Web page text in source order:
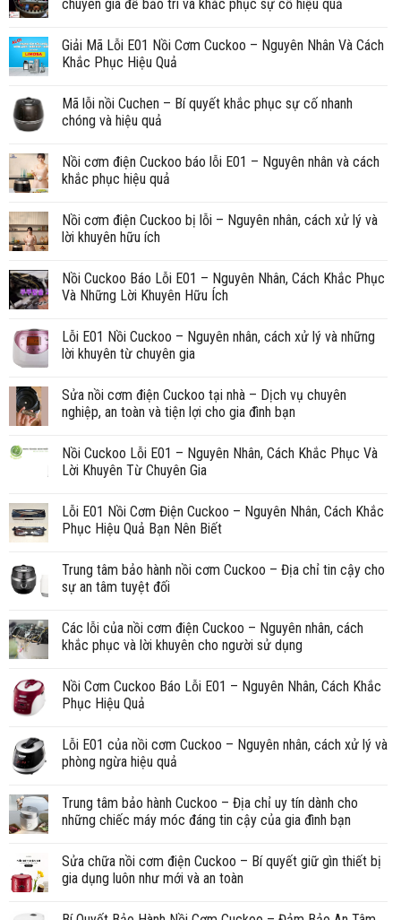
chuyên gia để bảo trì và khắc phục sự cố hiệu quả
Giải Mã Lỗi E01 Nồi Cơm Cuckoo – Nguyên Nhân Và Cách
Khắc Phục Hiệu Quả
Mã lỗi nồi Cuchen – Bí quyết khắc phục sự cố nhanh
chóng và hiệu quả
Nồi cơm điện Cuckoo báo lỗi E01 – Nguyên nhân và cách
khắc phục hiệu quả
Nồi cơm điện Cuckoo bị lỗi – Nguyên nhân, cách xử lý và
lời khuyên hữu ích
Nồi Cuckoo Báo Lỗi E01 – Nguyên Nhân, Cách Khắc Phục
Và Những Lời Khuyên Hữu Ích
Lỗi E01 Nồi Cuckoo – Nguyên nhân, cách xử lý và những
lời khuyên từ chuyên gia
Sửa nồi cơm điện Cuckoo tại nhà – Dịch vụ chuyên
nghiệp, an toàn và tiện lợi cho gia đình bạn
Nồi Cuckoo Lỗi E01 – Nguyên Nhân, Cách Khắc Phục Và
Lời Khuyên Từ Chuyên Gia
Lỗi E01 Nồi Cơm Điện Cuckoo – Nguyên Nhân, Cách Khắc
Phục Hiệu Quả Bạn Nên Biết
Trung tâm bảo hành nồi cơm Cuckoo – Địa chỉ tin cậy cho
sự an tâm tuyệt đối
Các lỗi của nồi cơm điện Cuckoo – Nguyên nhân, cách
khắc phục và lời khuyên cho người sử dụng
Nồi Cơm Cuckoo Báo Lỗi E01 – Nguyên Nhân, Cách Khắc
Phục Hiệu Quả
Lỗi E01 của nồi cơm Cuckoo – Nguyên nhân, cách xử lý và
phòng ngừa hiệu quả
Trung tâm bảo hành Cuckoo – Địa chỉ uy tín dành cho
những chiếc máy móc đáng tin cậy của gia đình bạn
Sửa chữa nồi cơm điện Cuckoo – Bí quyết giữ gìn thiết bị
gia dụng luôn như mới và an toàn